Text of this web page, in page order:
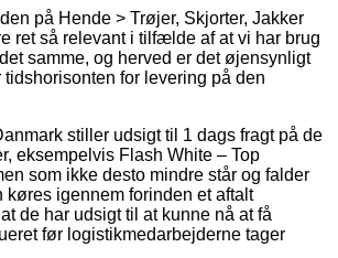
på Hende > Trøjer, Skjorter, Jakker
ret så relevant i tilfælde af at vi har brug
samme, og herved er det øjensynligt
for levering på den
stiller udsigt til 1 dags fragt på de
eksempelvis Flash White – Top
som ikke desto mindre står og falder
køres igennem forinden et aftalt
de har udsigt til at kunne nå at få
før logistikmedarbejderne tager